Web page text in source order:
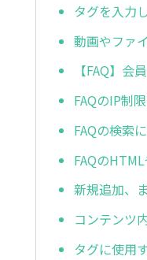
タグを入力
動画やファ
【FAQ】
FAQのIP制
FAQの検索
FAQの
新規追加、
コンテンツ
タグに使用